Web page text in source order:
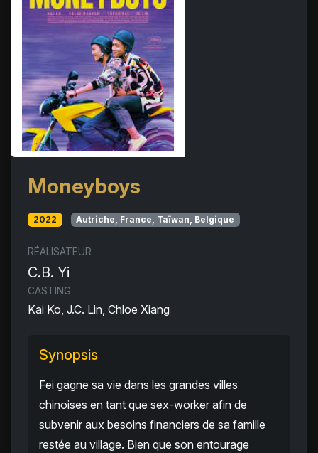
Moneyboys
2022 Autriche, France, Taïwan, Belgique
RÉALISATEUR
C.B. Yi
CASTING
Kai Ko, J.C. Lin, Chloe Xiang
Synopsis
Fei gagne sa vie dans les grandes villes
chinoises en tant que sex-worker afin de
subvenir aux besoins financiers de sa famille
restée au village. Bien que son entourage